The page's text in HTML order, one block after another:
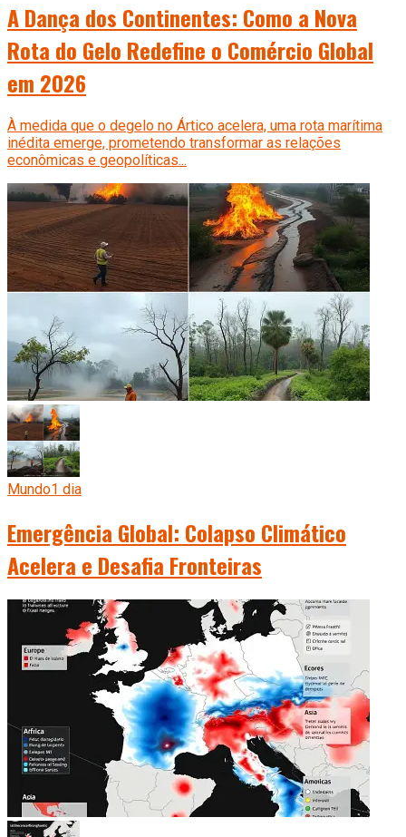
A Dança dos Continentes: Como a Nova
Rota do Gelo Redefine o Comércio Global
em 2026
À medida que o degelo no Ártico acelera, uma rota marítima
inédita emerge, prometendo transformar as relações
econômicas e geopolíticas...
Mundo1 dia
Emergência Global: Colapso Climático
Acelera e Desafia Fronteiras